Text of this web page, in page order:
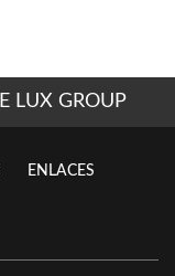
LUX GROUP
ENLACES